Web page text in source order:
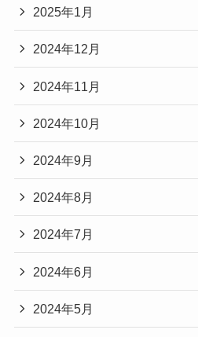
2025年1月
2024年12月
2024年11月
2024年10月
2024年9月
2024年8月
2024年7月
2024年6月
2024年5月